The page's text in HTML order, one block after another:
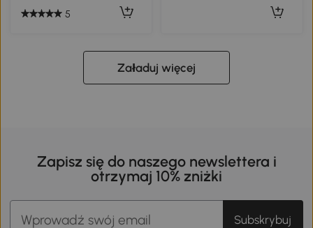
5
Załaduj więcej
Zapisz się do naszego newslettera i
otrzymaj 10% zniżki
Subskrybuj